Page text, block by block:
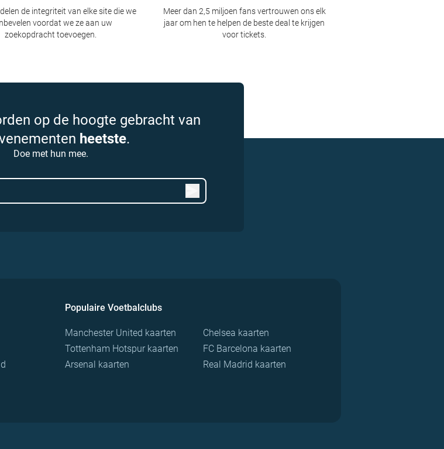
de integriteit van elke site die we
voordat we ze aan uw
zoekopdracht toevoegen.
Meer dan 2,5 miljoen fans vertrouwen ons elk
jaar om hen te helpen de beste deal te krijgen
voor tickets.
op de hoogte gebracht van
heetste.
Doe met hun mee.
Populaire Voetbalclubs
Manchester United kaarten
Tottenham Hotspur kaarten
Arsenal kaarten
Chelsea kaarten
FC Barcelona kaarten
Real Madrid kaarten